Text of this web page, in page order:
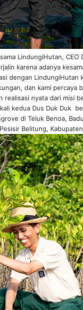
LindungiHutan,
karena adanya
dengan
dan kami percaya
realisasi nyata dari misi
kedua Dus Duk Duk
di Teluk Benoa,
Belitung,